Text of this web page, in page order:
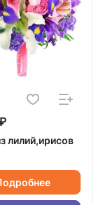
лилий,ирисов